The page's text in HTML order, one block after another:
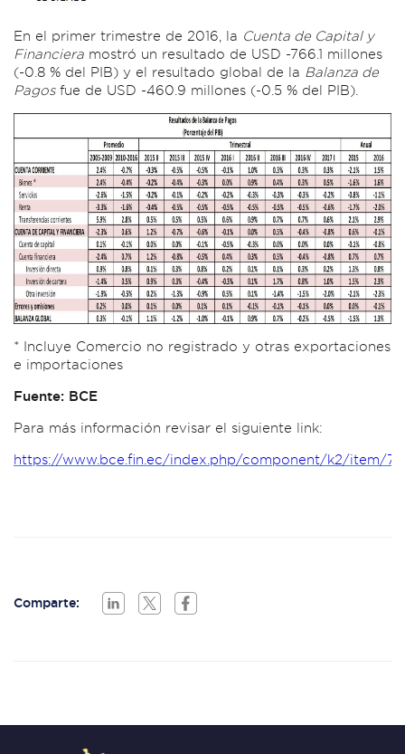
En el primer trimestre de 2016, la Cuenta de Capital y
Financiera mostró un resultado de USD -766.1 millones
(-0.8 % del PIB) y el resultado global de la Balanza de
Pagosfue de USD -460.9 millones (-0.5 % del PIB).
* Incluye Comercio no registrado y otras exportaciones
e importaciones
Fuente: BCE
Para más información revisar el siguiente link:
https://www.bce.fin.ec/index.php/component/k2/item/
Comparte: